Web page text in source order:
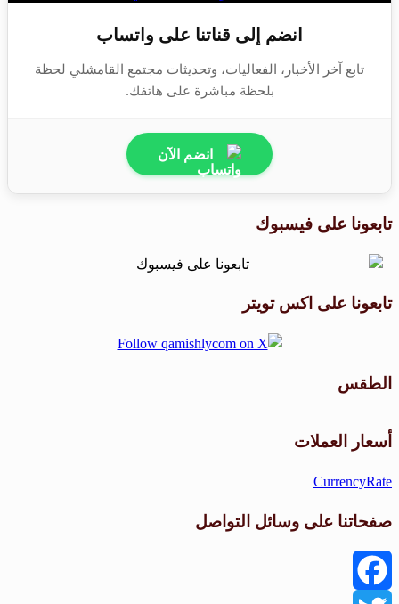
انضم إلى قناتنا على واتساب
تابع آخر الأخبار، الفعاليات، وتحديثات مجتمع القامشلي لحظة
بلحظة مباشرة على هاتفك.
انضم الآن
تابعونا على فيسبوك
تابعونا على اكس تويتر
الطقس
أسعار العملات
CurrencyRate
صفحاتنا على وسائل التواصل